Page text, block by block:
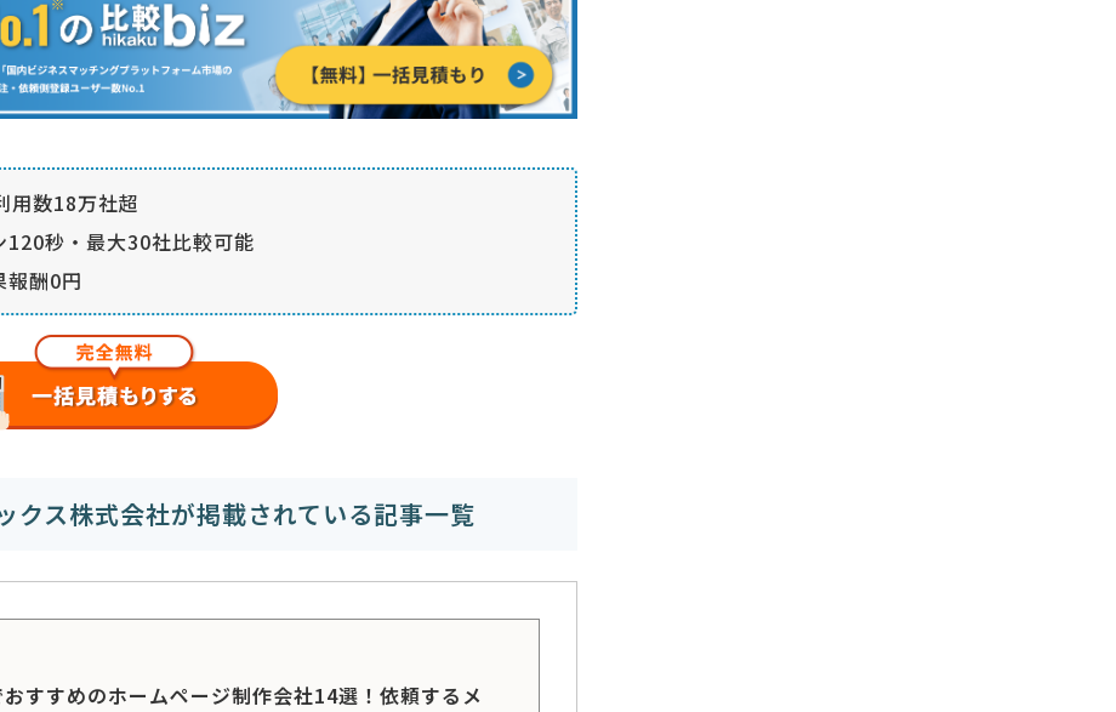
用数18万社超
120秒・最大30社比較可能
報酬0円
クス株式会社が掲載されている記事一覧
すすめのホームページ制作会社14選！依頼するメ